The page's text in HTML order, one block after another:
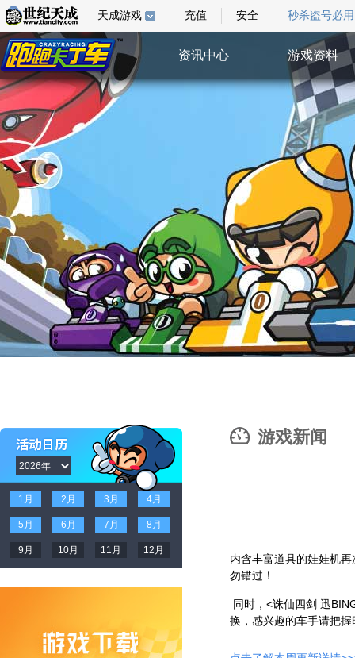
天成游戏 充值 安全 秒杀盗号必用
资讯中心 游戏资料
综合新闻
游戏指南
游戏壁纸
视频中心
特权验证
1月 2月 3月 4月
5月 6月 7月 8月
9月 10月 11月 12月
游戏新闻
内含丰富道具的娃娃机
勿错过！
同时， <诛仙四剑 迅
换，感兴趣的车手请把握